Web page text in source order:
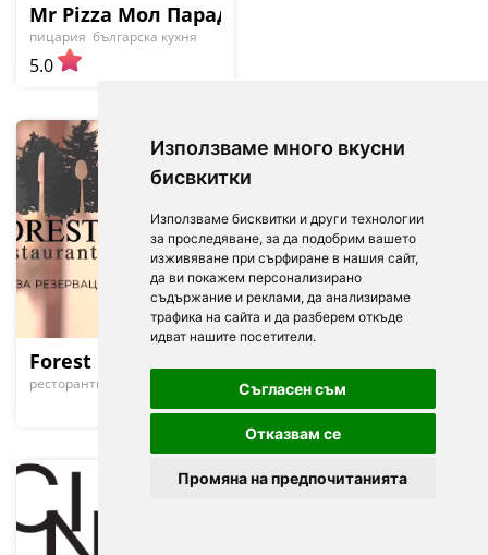
Използваме много вкусни
бисвкитки
Използваме бисквитки и други технологии
за проследяване, за да подобрим вашето
изживяване при сърфиране в нашия сайт,
да ви покажем персонализирано
съдържание и реклами, да анализираме
трафика на сайта и да разберем откъде
идват нашите посетители.
Съгласен съм
Отказвам се
Промяна на предпочитанията
Mr Pizza Мол Парадайс
пицария българска кухня
5.0
Forest Restaurant
ресторанти